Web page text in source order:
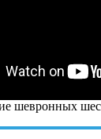
шевронных